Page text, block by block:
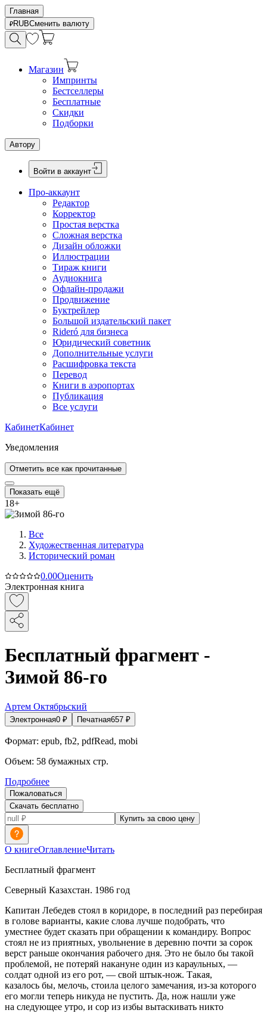
Главная
RUBСменить валюту
Магазин
Импринты
Бестселлеры
Бесплатные
Скидки
Подборки
Автору
Войти в аккаунт
Про-аккаунт
Редактор
Корректор
Простая верстка
Сложная верстка
Дизайн обложки
Иллюстрации
Тираж книги
Аудиокнига
Офлайн-продажи
Продвижение
Буктрейлер
Большой издательский пакет
Rideró для бизнеса
Юридический советник
Дополнительные услуги
Расшифровка текста
Перевод
Книги в аэропортах
Публикация
Все услуги
КабинетКабинет
Уведомления
Отметить все как прочитанные
Показать ещё
18+
Все
Художественная литература
Исторический роман
0.00Оценить
Электронная книга
Бесплатный фрагмент -
Зимой 86-го
Артем Октябрьский
Электронная0 ₽ Печатная657 ₽
Формат: epub, fb2, pdfRead, mobi
Объем: 58 бумажных стр.
Подробнее
Пожаловаться
Скачать бесплатно
Купить за свою цену
О книгеОглавлениеЧитать
Бесплатный фрагмент
Северный Казахстан. 1986 год
Капитан Лебедев стоял в коридоре, в последний раз перебирая
в голове варианты, какие слова лучше подобрать, что
уместнее будет сказать при обращении к командиру. Вопрос
стоял не из приятных, увольнение в деревню почти за сорок
верст раньше окончания рабочего дня. Это не было бы такой
проблемой, не потеряй накануне один из караульных, —
солдат одной из его рот, — свой штык-нож. Такая,
казалось бы, мелочь, стоила целого замечания, из-за которого
его могли теперь никуда не пустить. Да, нож нашли уже
на следующее утро, и сор из избы вытаскивать никто